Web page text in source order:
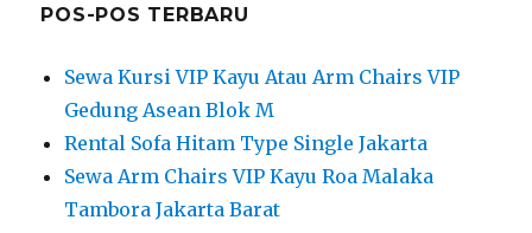
POS-POS TERBARU
Sewa Kursi VIP Kayu Atau Arm Chairs VIP
Gedung Asean Blok M
Rental Sofa Hitam Type Single Jakarta
Sewa Arm Chairs VIP Kayu Roa Malaka
Tambora Jakarta Barat